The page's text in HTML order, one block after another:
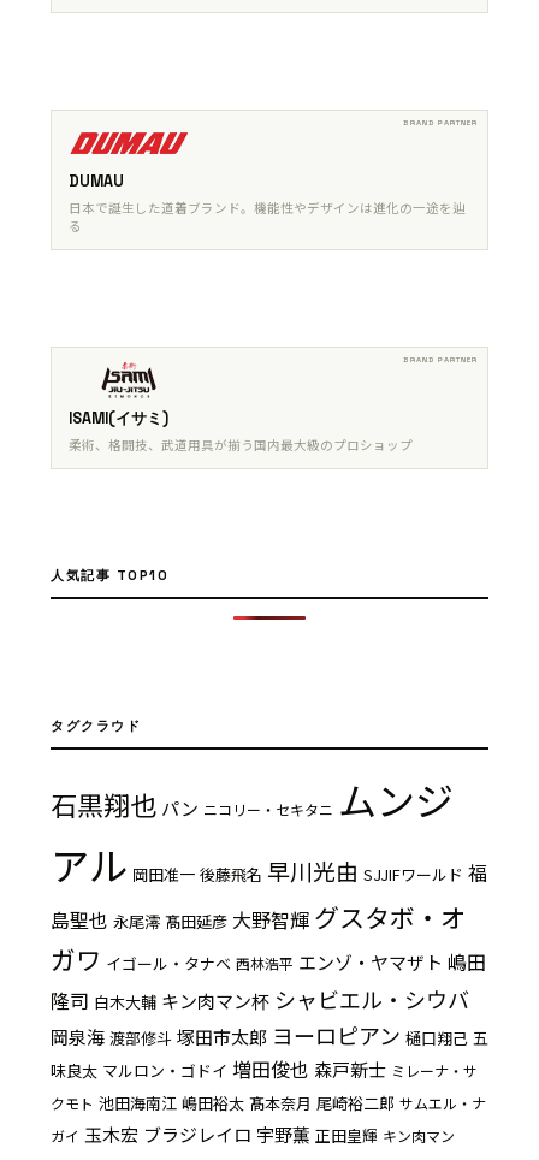
DUMAU
日本で誕生した道着ブランド。機能性やデザインは進化の一途を辿
る
ISAMI(イサミ)
柔術、格闘技、武道用具が揃う国内最大級のプロショップ
人気記事 TOP10
タグクラウド
石黒翔也 パン ニコリー・セキタニ ムンジ
アル 岡田准一 後藤飛名 早川光由 SJJIFワールド 福
島聖也 永尾澪 髙田延彦 大野智輝 グスタボ・オ
ガワ イゴール・タナベ 西林浩平 エンゾ・ヤマザト 嶋田
隆司 白木大輔 キン肉マン杯 シャビエル・シウバ
岡泉海 渡部修斗 塚田市太郎 ヨーロピアン 樋口翔己 五
味良太 マルロン・ゴドイ 増田俊也 森戸新士 ミレーナ・サ
クモト 池田海南江 嶋田裕太 髙本奈月 尾崎裕二郎 サムエル・ナ
ガイ 玉木宏 ブラジレイロ 宇野薫 正田皇輝 キン肉マン